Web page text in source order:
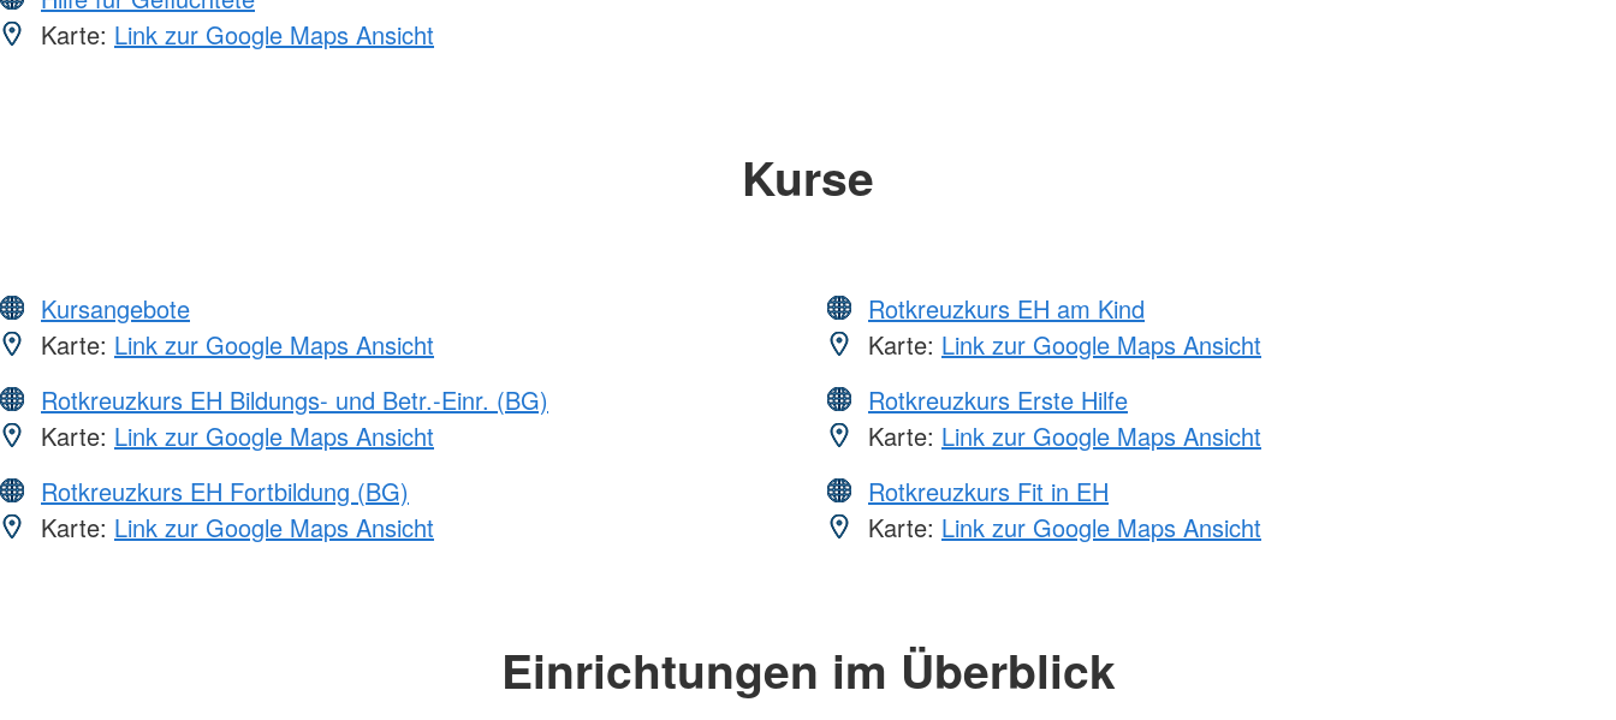
Karte: Link zur Google Maps Ansicht
Kurse
Kursangebote
Karte: Link zur Google Maps Ansicht
Rotkreuzkurs EH Bildungs- und Betr.-Einr. (BG)
Karte: Link zur Google Maps Ansicht
Rotkreuzkurs EH Fortbildung (BG)
Karte: Link zur Google Maps Ansicht
Rotkreuzkurs EH am Kind
Karte: Link zur Google Maps Ansicht
Rotkreuzkurs Erste Hilfe
Karte: Link zur Google Maps Ansicht
Rotkreuzkurs Fit in EH
Karte: Link zur Google Maps Ansicht
Einrichtungen im Überblick